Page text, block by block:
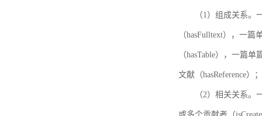
（1）组成关系
（hasFulltext），一
（hasTable），一篇
文献（hasReference）；
（2）相关关系